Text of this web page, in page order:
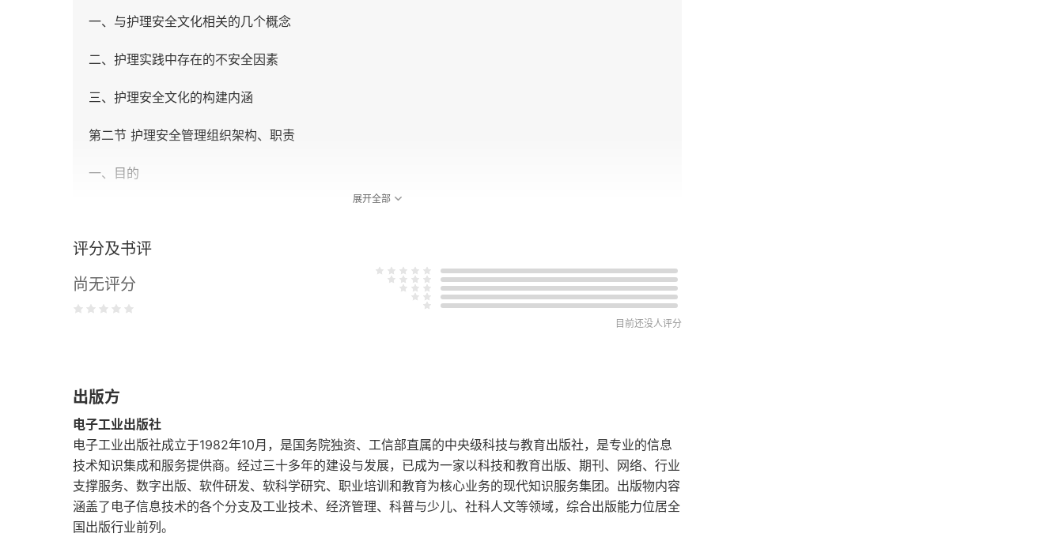
一、与护理安全文化相关的几个概念
二、护理实践中存在的不安全因素
三、护理安全文化的构建内涵
第二节 护理安全管理组织架构、职责
一、目的
三、护理安全小组架构
四、护理安全小组主要职能
第三节 护理不良事件上报系统的构建与管理
一、与护理不良事件相关的几个概念
二、护理不良事件分级标准
三、影响护理不良事件上报的因素分析
展开全部
评分及书评
尚无评分
目前还没人评分
出版方
电子工业出版社
电子工业出版社成立于1982年10月，是国务院独资、工信部直属的中央级科技与教育出版社，是专业的信息
技术知识集成和服务提供商。经过三十多年的建设与发展，已成为一家以科技和教育出版、期刊、网络、行业
支撑服务、数字出版、软件研发、软科学研究、职业培训和教育为核心业务的现代知识服务集团。出版物内容
涵盖了电子信息技术的各个分支及工业技术、经济管理、科普与少儿、社科人文等领域，综合出版能力位居全
国出版行业前列。